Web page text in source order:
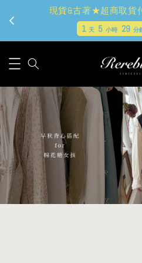
現貨&古著★超商取貨
1 天 5 小時 29 分